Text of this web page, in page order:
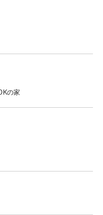
の家